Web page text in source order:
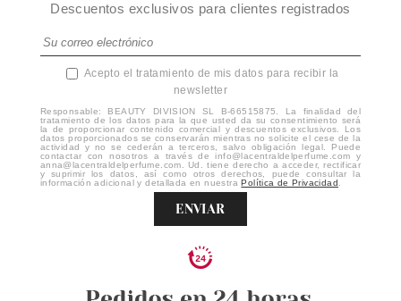
Descuentos exclusivos para clientes registrados
Acepto el tratamiento de mis datos para recibir la
newsletter
Responsable: BEAUTY DIVISION SL B-66515875. La finalidad del
tratamiento de los datos para la que usted da su consentimiento será
la de proporcionar contenido comercial y descuentos exclusivos. Los
datos proporcionados se conservarán mientras no solicite el cese de la
actividad y no se cederán a terceros, salvo obligación legal. Puede
contactar con nosotros a través de info@lacentraldelperfume.com y
anna@lacentraldelperfume.com. Ud. tiene derecho a acceder, rectificar
y suprimir los datos, así como otros derechos, puede consultar la
información adicional y detallada en nuestraPolítica de Privacidad
ENVIAR